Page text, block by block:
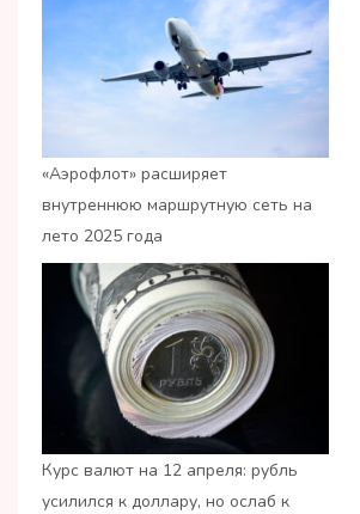
«Аэрофлот» расширяет
внутреннюю маршрутную сеть на
лето 2025 года
Курс валют на 12 апреля: рубль
усилился к доллару, но ослаб к